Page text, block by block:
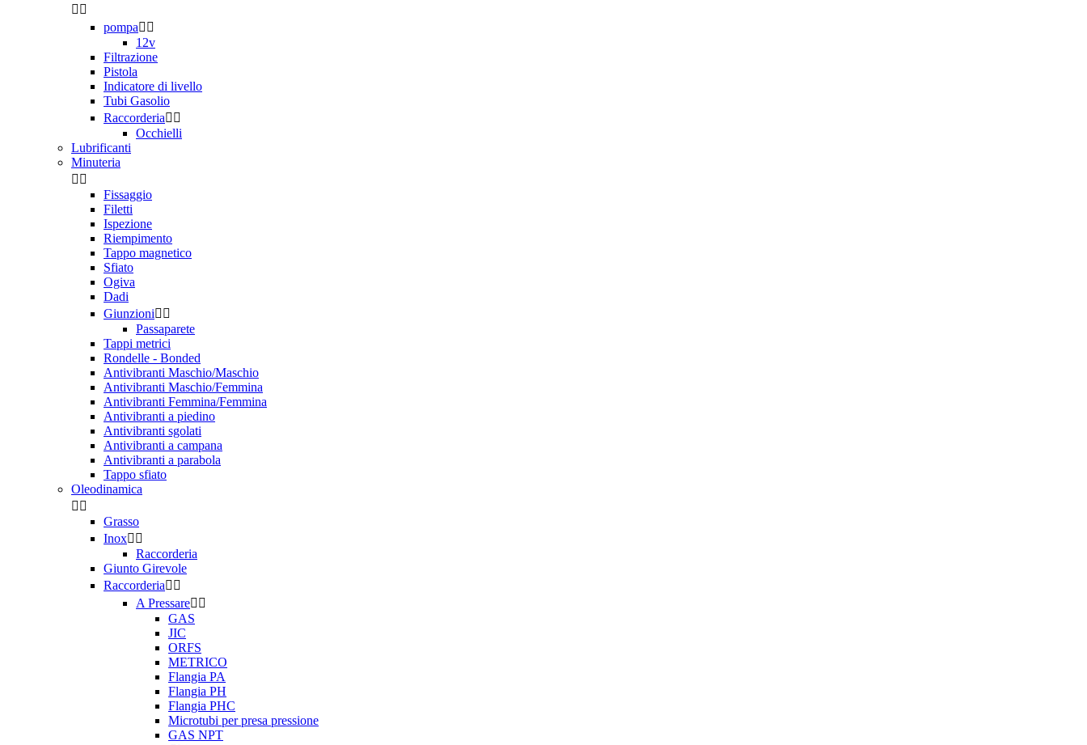
 
pompa 
12v
Filtrazione
Pistola
Indicatore di livello
Tubi Gasolio
Raccorderia 
Occhielli
Lubrificanti
Minuteria
 
Fissaggio
Filetti
Ispezione
Riempimento
Tappo magnetico
Sfiato
Ogiva
Dadi
Giunzioni 
Passaparete
Tappi metrici
Rondelle - Bonded
Antivibranti Maschio/Maschio
Antivibranti Maschio/Femmina
Antivibranti Femmina/Femmina
Antivibranti a piedino
Antivibranti sgolati
Antivibranti a campana
Antivibranti a parabola
Tappo sfiato
Oleodinamica
 
Grasso
Inox 
Raccorderia
Giunto Girevole
Raccorderia 
A Pressare 
GAS
JIC
ORFS
METRICO
Flangia PA
Flangia PH
Flangia PHC
Microtubi per presa pressione
GAS NPT